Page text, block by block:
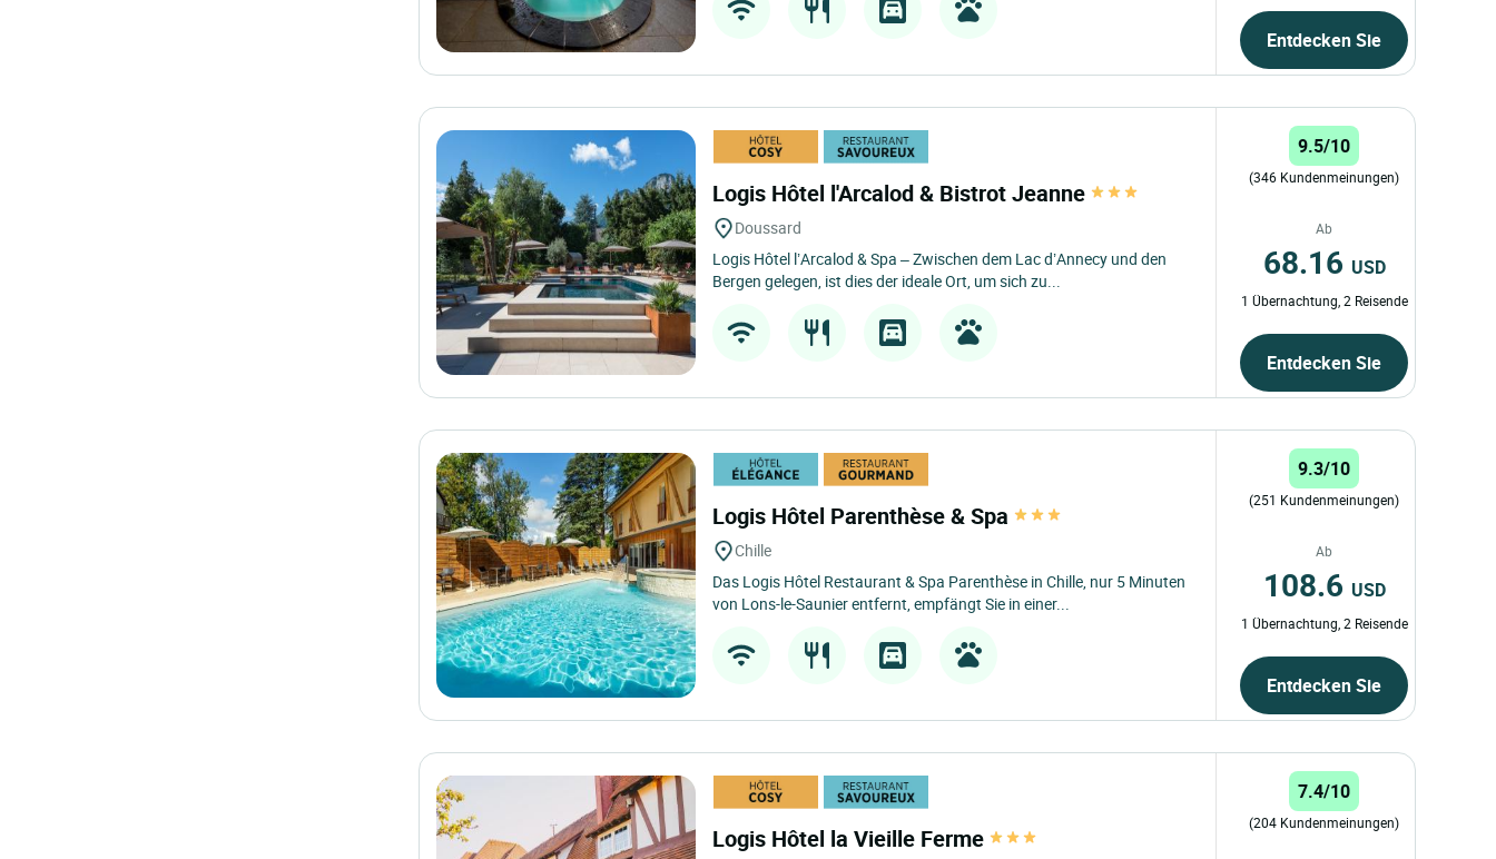
Entdecken Sie
Logis Hôtel l'Arcalod & Bistrot Jeanne
Doussard
Logis Hôtel l’Arcalod & Spa – Zwischen dem Lac d’Annecy und den
Bergen gelegen, ist dies der ideale Ort, um sich zu...
9.5/10
(346 Kundenmeinungen)
Ab
68.16 USD
1 Übernachtung, 2 Reisende
Entdecken Sie
Logis Hôtel Parenthèse & Spa
Chille
Das Logis Hôtel Restaurant & Spa Parenthèse in Chille, nur 5 Minuten
von Lons-le-Saunier entfernt, empfängt Sie in einer...
9.3/10
(251 Kundenmeinungen)
Ab
108.6 USD
1 Übernachtung, 2 Reisende
Entdecken Sie
Logis Hôtel la Vieille Ferme
7.4/10
(204 Kundenmeinungen)